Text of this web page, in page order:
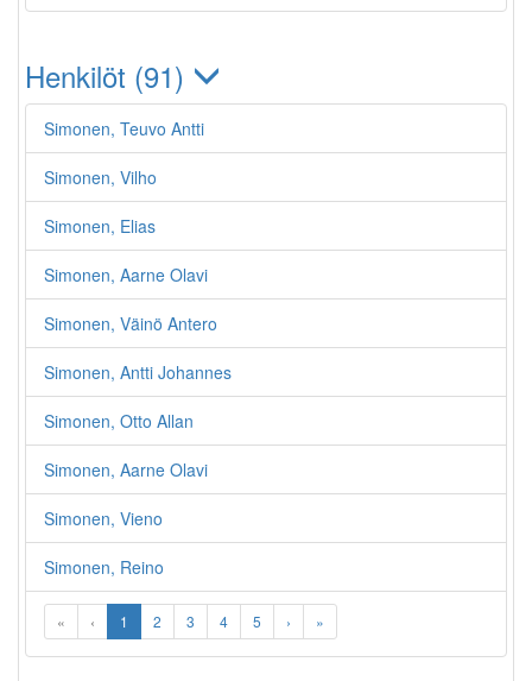
Henkilöt (91)
Simonen, Teuvo Antti
Simonen, Vilho
Simonen, Elias
Simonen, Aarne Olavi
Simonen, Väinö Antero
Simonen, Antti Johannes
Simonen, Otto Allan
Simonen, Aarne Olavi
Simonen, Vieno
Simonen, Reino
« ‹ 1 2 3 4 5 › »